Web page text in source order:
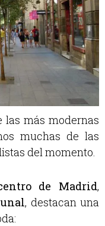
las más modernas
muchas de las
del momento.
de Madrid,
, destacan una